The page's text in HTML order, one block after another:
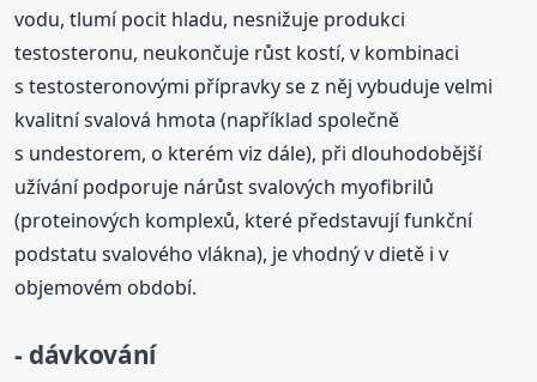
vodu, tlumí pocit hladu, nesnižuje produkci
testosteronu, neukončuje růst kostí, v kombinaci
s testosteronovými přípravky se z něj vybuduje velmi
kvalitní svalová hmota (například společně
s undestorem, o kterém viz dále), při dlouhodobější
užívání podporuje nárůst svalových myofibrilů
(proteinových komplexů, které představují funkční
podstatu svalového vlákna), je vhodný v dietě i v
objemovém období.
- dávkování